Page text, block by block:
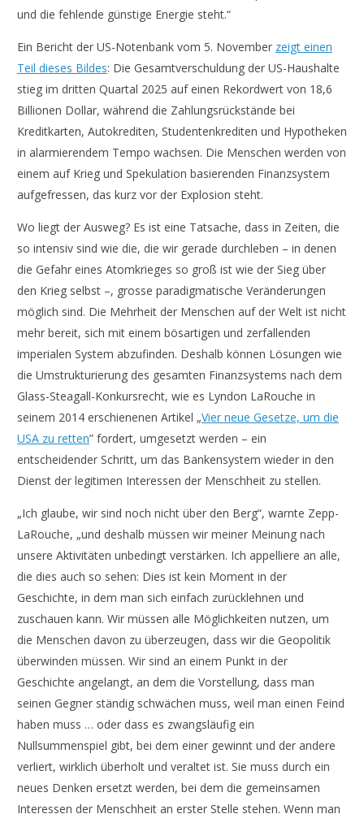
und die fehlende günstige Energie steht.“
Ein Bericht der US-Notenbank vom 5. November zeigt einen
Teil dieses Bildes: Die Gesamtverschuldung der US-Haushalte
stieg im dritten Quartal 2025 auf einen Rekordwert von 18,6
Billionen Dollar, während die Zahlungsrückstände bei
Kreditkarten, Autokrediten, Studentenkrediten und Hypotheken
in alarmierendem Tempo wachsen. Die Menschen werden von
einem auf Krieg und Spekulation basierenden Finanzsystem
aufgefressen, das kurz vor der Explosion steht.
Wo liegt der Ausweg? Es ist eine Tatsache, dass in Zeiten, die
so intensiv sind wie die, die wir gerade durchleben – in denen
die Gefahr eines Atomkrieges so groß ist wie der Sieg über
den Krieg selbst –, grosse paradigmatische Veränderungen
möglich sind. Die Mehrheit der Menschen auf der Welt ist nicht
mehr bereit, sich mit einem bösartigen und zerfallenden
imperialen System abzufinden. Deshalb können Lösungen wie
die Umstrukturierung des gesamten Finanzsystems nach dem
Glass-Steagall-Konkursrecht, wie es Lyndon LaRouche in
seinem 2014 erschienenen Artikel „Vier neue Gesetze, um die
USA zu retten” fordert, umgesetzt werden – ein
entscheidender Schritt, um das Bankensystem wieder in den
Dienst der legitimen Interessen der Menschheit zu stellen.
„Ich glaube, wir sind noch nicht über den Berg“, warnte Zepp-
LaRouche, „und deshalb müssen wir meiner Meinung nach
unsere Aktivitäten unbedingt verstärken. Ich appelliere an alle,
die dies auch so sehen: Dies ist kein Moment in der
Geschichte, in dem man sich einfach zurücklehnen und
zuschauen kann. Wir müssen alle Möglichkeiten nutzen, um
die Menschen davon zu überzeugen, dass wir die Geopolitik
überwinden müssen. Wir sind an einem Punkt in der
Geschichte angelangt, an dem die Vorstellung, dass man
seinen Gegner ständig schwächen muss, weil man einen Feind
haben muss … oder dass es zwangsläufig ein
Nullsummenspiel gibt, bei dem einer gewinnt und der andere
verliert, wirklich überholt und veraltet ist. Sie muss durch ein
neues Denken ersetzt werden, bei dem die gemeinsamen
Interessen der Menschheit an erster Stelle stehen. Wenn man